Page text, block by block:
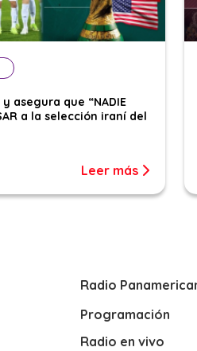
asegura que “NADIE
a la selección iraní del
Leer más
Radio
Programación
Radio en vivo